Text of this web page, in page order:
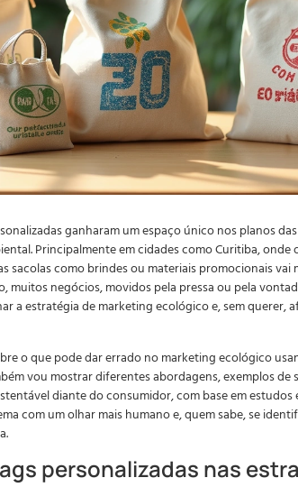
ganharam um espaço único nos planos
Principalmente em cidades como Curitiba,
sacolas como brindes ou materiais promocionais vai
muitos negócios, movidos pela pressa ou pela
a estratégia de marketing ecológico e, sem querer,
o que pode dar errado no marketing ecológico
vou mostrar diferentes abordagens, exemplos de
diante do consumidor, com base em estudos
com um olhar mais humano e, quem sabe, se
personalizadas nas